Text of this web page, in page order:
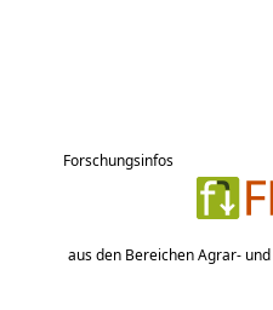
Forschungsinfos
aus den Bereichen Agrar-